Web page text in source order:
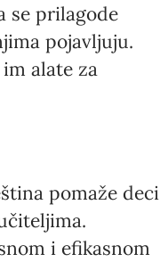
se prilagode
pojavljuju.
alate za
pomaže deci
i efikasnom